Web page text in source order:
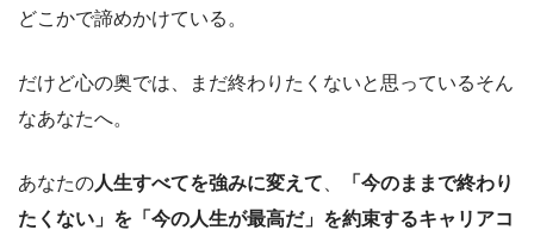
どこかで諦めかけている。
だけど心の奥では、まだ終わりたくないと思っているそん
なあなたへ。
あなたの人生すべてを強みに変えて
「今のままで終わり
たくない」を「今の人生が最高だ」を約束するキャリアコ